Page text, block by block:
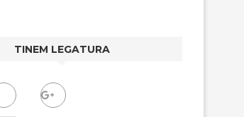
TINEM LEGATURA